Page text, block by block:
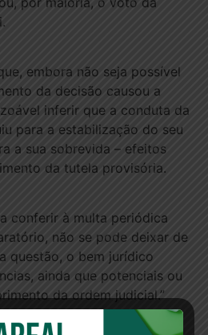
embora não seja possível
da decisão causou a
inferir que a conduta da
para a estabilização do seu
a sua sobrevida – efeitos
da tutela provisória.
conferir à multa periódica
não se pode deixar de
questão, o bem jurídico
ainda que potenciais ou
da ordem judicial.”